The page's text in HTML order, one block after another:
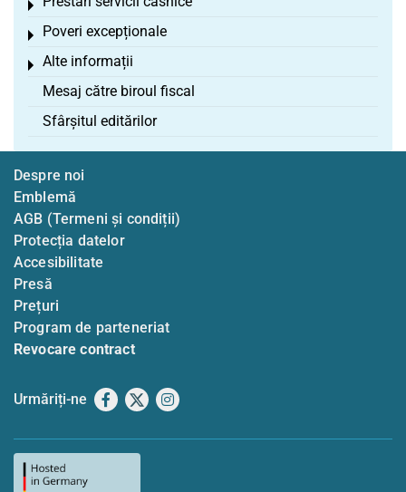
Toggle menu
Poveri excepționale
Toggle menu
Alte informații
Toggle menu
Mesaj către biroul fiscal
Sfârșitul editărilor
Despre noi
Emblemă
AGB (Termeni și condiții)
Protecția datelor
Accesibilitate
Presă
Prețuri
Program de parteneriat
Revocare contract
Urmăriți-ne Facebook
X Instagram